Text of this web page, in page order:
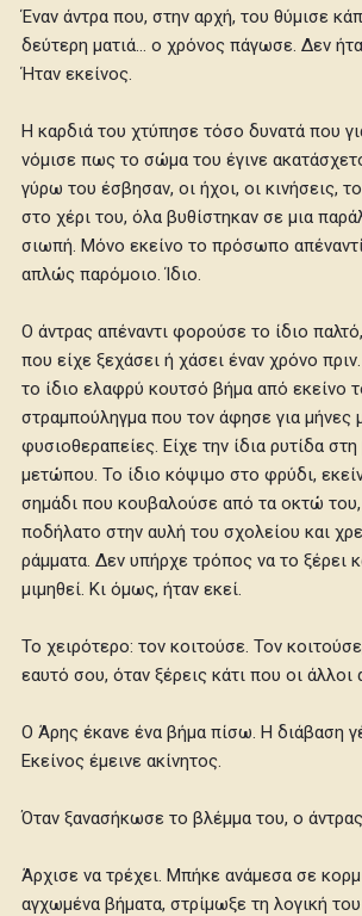
Έναν άντρα που, στην αρχή, του θύμισε
δεύτερη ματιά… ο χρόνος πάγωσε. Δεν
Ήταν εκείνος.
Η καρδιά του χτύπησε τόσο δυνατά που
νόμισε πως το σώμα του έγινε
γύρω του έσβησαν, οι ήχοι, οι κινήσεις,
στο χέρι του, όλα βυθίστηκαν σε μια
σιωπή. Μόνο εκείνο το πρόσωπο
απλώς παρόμοιο. Ίδιο.
Ο άντρας απέναντι φορούσε το ίδιο
που είχε ξεχάσει ή χάσει έναν χρόνο
το ίδιο ελαφρύ κουτσό βήμα από εκείνο
στραμπούληγμα που τον άφησε για μήνες
φυσιοθεραπείες. Είχε την ίδια ρυτίδα
μετώπου. Το ίδιο κόψιμο στο φρύδι,
σημάδι που κουβαλούσε από τα οκτώ
ποδήλατο στην αυλή του σχολείου και
ράμματα. Δεν υπήρχε τρόπος να το ξέρει
μιμηθεί. Κι όμως, ήταν εκεί.
Το χειρότερο: τον κοιτούσε. Τον
εαυτό σου, όταν ξέρεις κάτι που οι άλλοι
Ο Άρης έκανε ένα βήμα πίσω. Η διάβαση
Εκείνος έμεινε ακίνητος.
Όταν ξανασήκωσε το βλέμμα του, ο άντρας
Άρχισε να τρέχει. Μπήκε ανάμεσα σε
αγχωμένα βήματα, στρίμωξε τη λογική